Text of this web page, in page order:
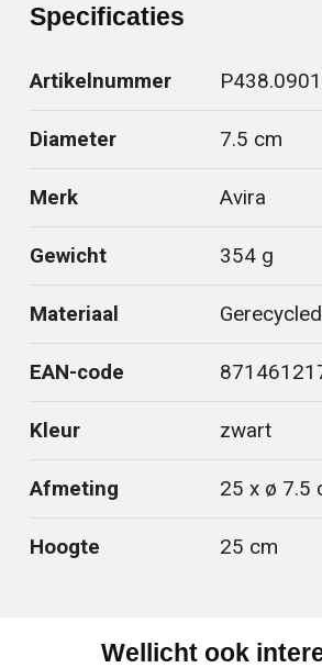
Specificaties
Artikelnummer P438.0901
Diameter 7.5 cm
Merk Avira
Gewicht 354 g
Materiaal
EAN-code
Kleur zwart
Afmeting 25 x ø 7.5
Hoogte 25 cm
Wellicht ook